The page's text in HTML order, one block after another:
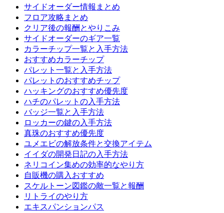
サイドオーダー情報まとめ
フロア攻略まとめ
クリア後の報酬とやりこみ
サイドオーダーのギア一覧
カラーチップ一覧と入手方法
おすすめカラーチップ
パレット一覧と入手方法
パレットのおすすめチップ
ハッキングのおすすめ優先度
ハチのパレットの入手方法
バッジ一覧と入手方法
ロッカーの鍵の入手方法
真珠のおすすめ優先度
ユメエビの解放条件と交換アイテム
イイダの開発日記の入手方法
ネリコイン集めの効率的なやり方
自販機の購入おすすめ
スケルトーン図鑑の敵一覧と報酬
リトライのやり方
エキスパンションパス